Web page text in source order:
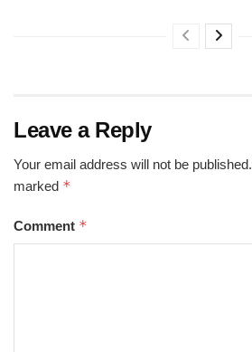
Leave a Reply
Your email address will not be published.
marked *
Comment *